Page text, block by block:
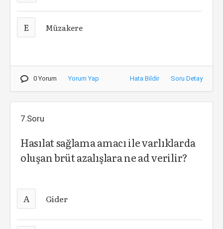
E Müzakere
0 Yorum Yorum Yap Hata Bildir Soru Detay
7.Soru
Hasılat sağlama amacı ile varlıklarda
oluşan brüt azalışlara ne ad verilir?
A Gider